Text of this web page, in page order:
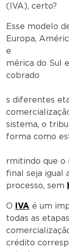
(IVA), certo?
Esse modelo
Europa,
mérica do Sul
cobrado
s diferentes
sistema, o
forma como
rmitindo que o
final seja igual
processo, sem
O IVA é um
todas as
crédito